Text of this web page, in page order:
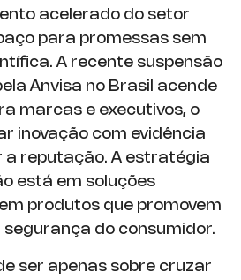
acelerado do setor
para promessas sem
A recente suspensão
Anvisa no Brasil acende
marcas e executivos, o
inovação com evidência
a reputação. A estratégia
está em soluções
produtos que promovem
segurança do consumidor.
ser apenas sobre cruzar